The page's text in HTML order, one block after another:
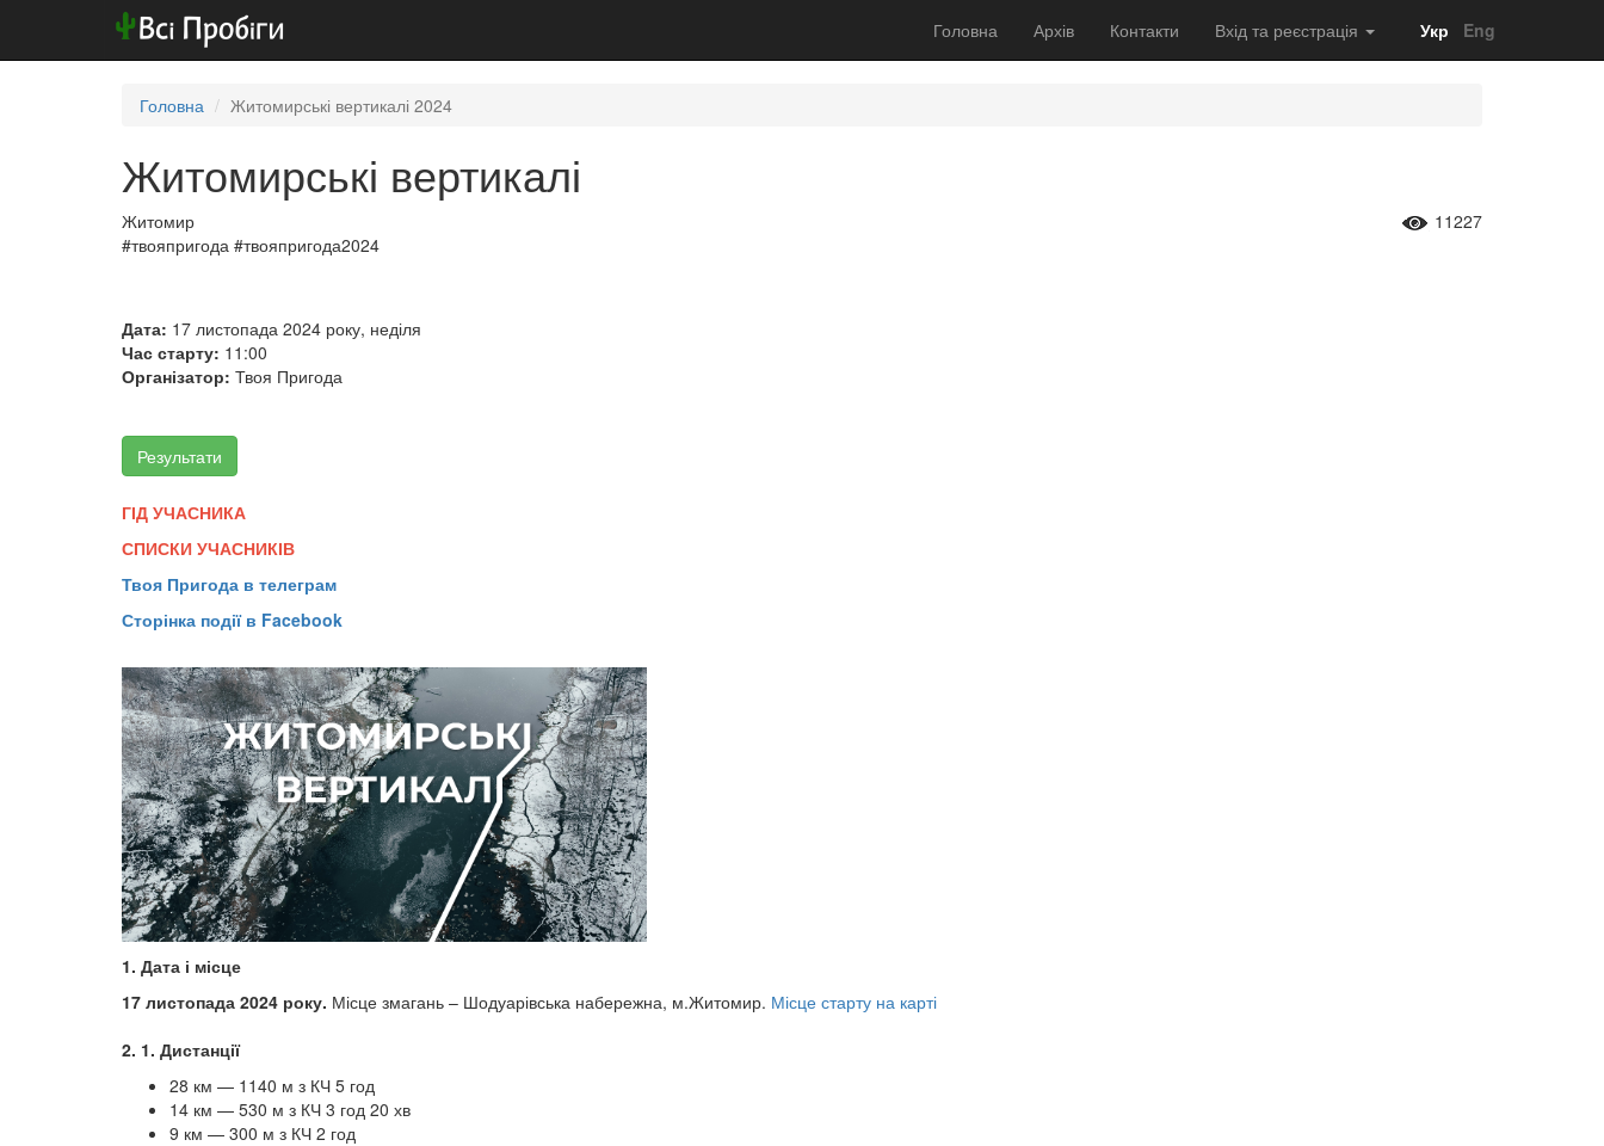
Головна Архів Контакти Вхід та реєстрація Укр Eng
Головна Житомирські вертикалі 2024
Житомирські вертикалі
Житомир
11227
#твояпригода #твояпригода2024
Дата: 17 листопада 2024 року, неділя
Час старту: 11:00
Організатор: Твоя Пригода
Результати
ГІД УЧАСНИКА
СПИСКИ УЧАСНИКІВ
Твоя Пригода в телеграм
Сторінка події в Facebook
1. Дата і місце
17 листопада 2024 року. Місце змагань – Шодуарівська набережна, м.Житомир. Місце старту на карті
2. 1. Дистанції
28 км — 1140 м з КЧ 5 год
14 км — 530 м з КЧ 3 год 20 хв
9 км — 300 м з КЧ 2 год